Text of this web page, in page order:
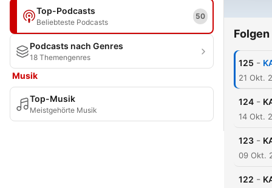
Top-Podcasts
Beliebteste Podcasts
50
Podcasts nach Genres
18 Themengenres
Musik
Top-Musik
Meistgehörte Musik
Folgen
125 -
21 Okt.
124 -
14 Okt.
123 -
09 Okt.
122 -